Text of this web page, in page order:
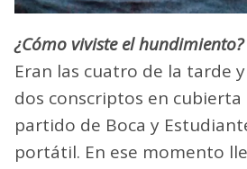
¿Cómo viviste el hundimiento?
Eran las cuatro de la tarde
dos conscriptos en cubierta
partido de Boca y
portátil. En ese momento